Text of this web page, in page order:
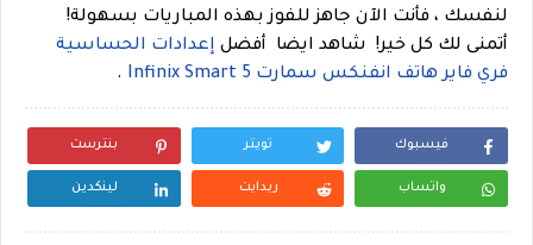
لنفسك ، فأنت الآن جاهز للفوز بهذه المباريات بسهولة!
أتمنى لك كل خير!
شاهد ايضا أفضل إعدادات الحساسية
فري فاير هاتف انفنكس سمارت Infinix Smart 5
.
فيسبوك تويتر بنترست
واتساب ريدايت لينكدين